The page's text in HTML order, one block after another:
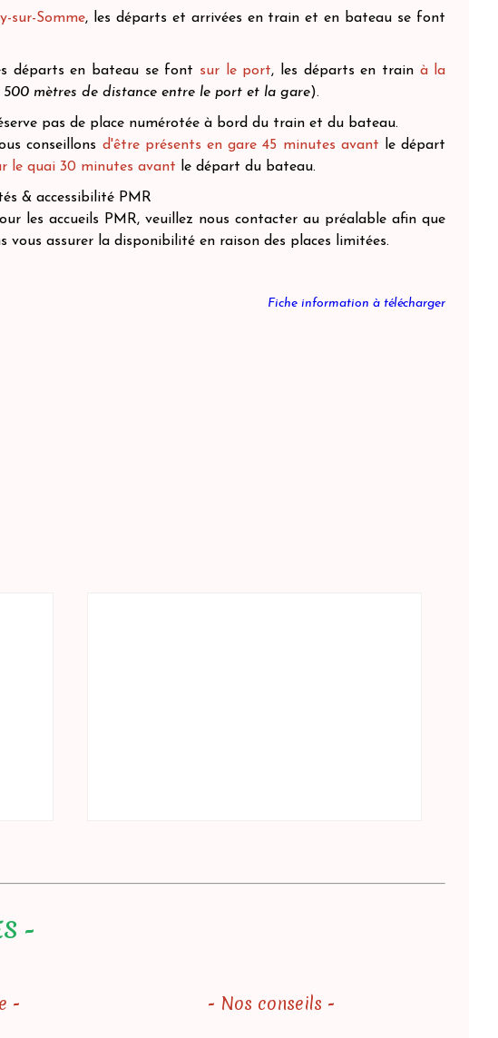
sur-Somme, les départs et arrivées en train et en bateau se font
départs en bateau se font sur le port, les départs en train à la
500 mètres de distance entre le port et la gare).
pas de place numérotée à bord du train et du bateau.
conseillons d'être présents en gare 45 minutes avant le départ
le quai 30 minutes avant le départ du bateau.
& accessibilité PMR
les accueils PMR, veuillez nous contacter au préalable afin que
vous assurer la disponibilité en raison des places limitées.
Fiche information à télécharger
-
- - Nos conseils -